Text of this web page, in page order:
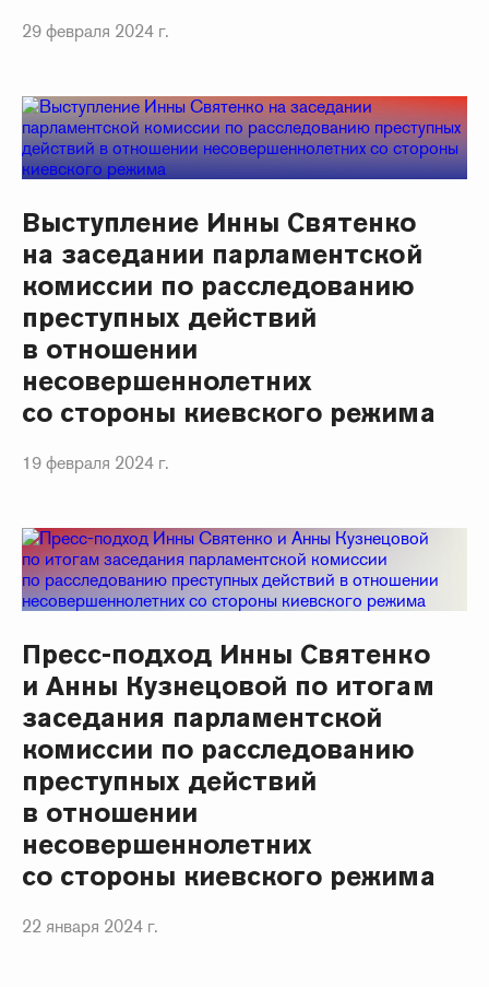
29 февраля 2024 г.
Выступление Инны Святенко
на заседании парламентской
комиссии по расследованию
преступных действий
в отношении
несовершеннолетних
со стороны киевского режима
19 февраля 2024 г.
Пресс-подход Инны Святенко
и Анны Кузнецовой по итогам
заседания парламентской
комиссии по расследованию
преступных действий
в отношении
несовершеннолетних
со стороны киевского режима
22 января 2024 г.